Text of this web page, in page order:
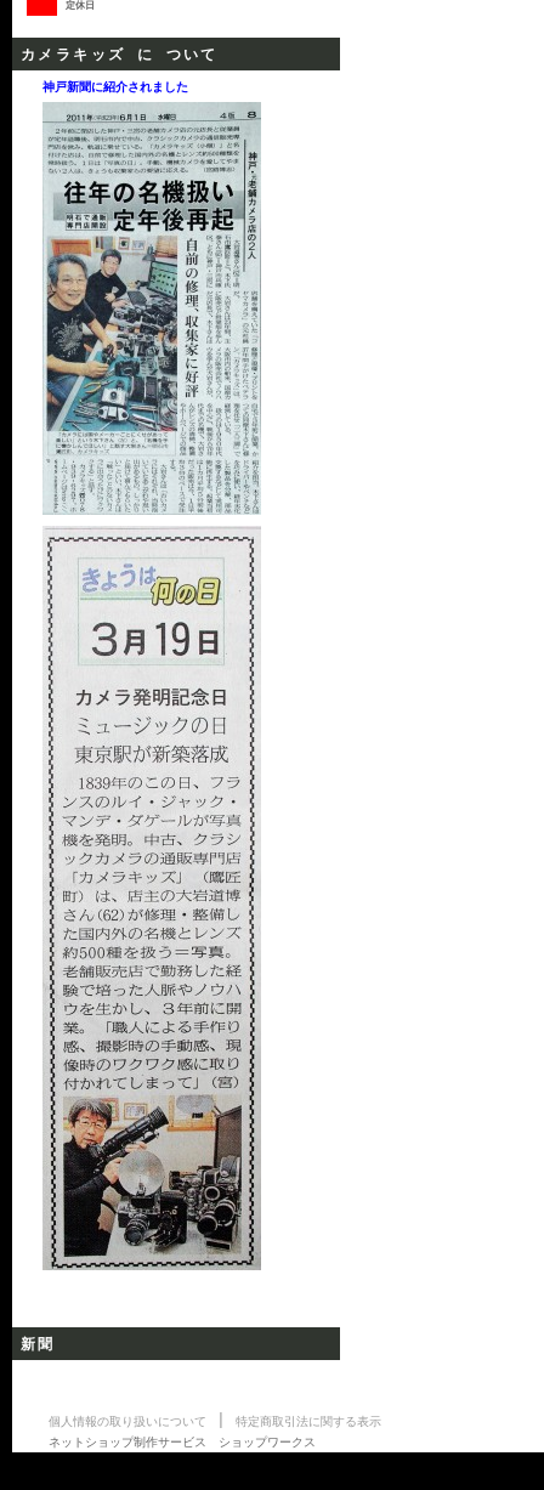
定休日
カメラキッズ に ついて
神戸新聞に紹介されました
新聞
個人情報の取り扱いについて
特定商取引法に関する表示
ネットショップ制作サービス ショップワークス